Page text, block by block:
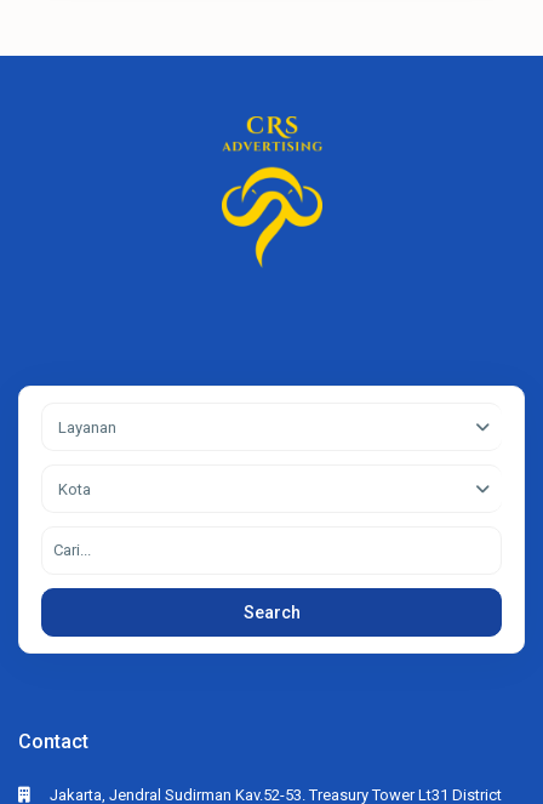
Layanan
Kota
Search
Contact
Jakarta, Jendral Sudirman Kav.52-53. Treasury Tower Lt31 District